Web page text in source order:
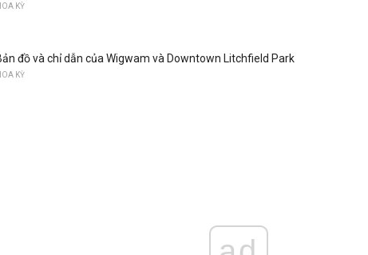
KỲ
đồ và chỉ dẫn của Wigwam và Downtown Litchfield Park
KỲ